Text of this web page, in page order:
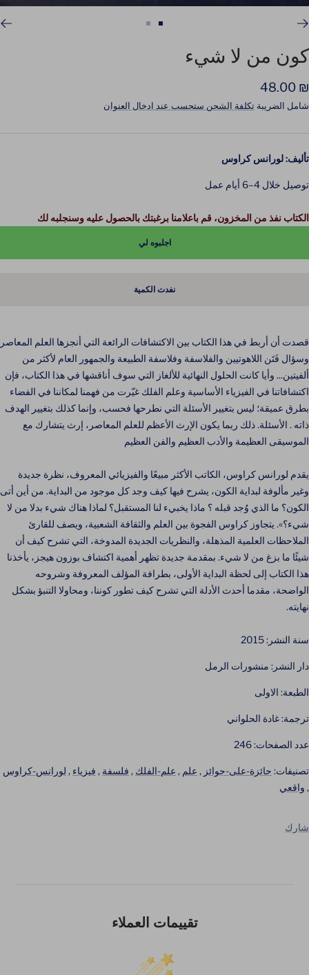
كون من لا شيء
السعر
المخفَّض
₪ 48.00
شامل الضريبة تكلفة الشحن ستحسب عند ادخال العنوان
تأليف: لورانس كراوس
توصيل خلال 4–6 أيام عمل
الكتاب نفذ من المخزون، قم باعلامنا برغبتك بالحصول عليه وسنجلبه لك
اجلبوه لي
نفدت الكمية
قصدت أن أربط في هذا الكتاب بين الاكتشافات الرائعة التي أنجزها العلم المعاصر
وسؤال فَتَن اللاهوتيين والفلاسفة وفلاسفة الطبيعة والجمهور العام لأكثر من
ألفيتين... وأيا كانت الحلول النهائية للألغاز التي سوف أناقشها في هذا الكتاب، فإن
اكتشافاتنا في الفيزياء الأساسية وعلم الفلك غيّرت من فهمنا لمكاننا في الفضاء
بطرق عميقة؛ ليس بتغيير الأسئلة التي نطرحها فحسب، وإنما كذلك بتغيير الهدف
ذاته . الأسئلة. ذلك ربما يكون الإرث الأعظم للعلم المعاصر، إرث يتشارك مع
الموسيقى العظيمة والأدب العظيم والفن العظيم
يقدم لورانس كراوس، الكاتب الأكثر مبيعًا والفيزيائي المعروف، نظرة جديدة
وغير مألوفة لبداية الكون، يشرح فيها كيف وجد كل موجود من البداية. من أين أتى
الكون؟ ما الذي وُجد قبله ؟ ماذا يخبيء لنا المستقبل؟ لماذا هناك شيء بدلا من لا
شيء؟». يتجاوز كراوس الفجوة بين العلم والثقافة الشعبية، ويصف للقارئ
الملاحظات العلمية المذهلة، والنظريات الجديدة المدوخة، التي تشرح كيف أن
شيئًا ما بزغ من لا شيء. بمقدمة جديدة تظهر أهمية اكتشاف بوزون هيجز، يأخذنا
هذا الكتاب إلى لحظة البداية الأولى، بطرافة المؤلف المعروفة وشروحه
الواضحة، مقدما أحدث الأدلة التي تشرح كيف تطور كوننا، ومحاولا التنبؤ بشكل
نهايته.
سنة النشر: 2015
دار النشر: منشورات الرمل
الطبعة: الاولى
ترجمة: غادة الحلواني
عدد الصفحات: 246
تصنيفات: حائزة-على-جوائز , علم , علم-الفلك , فلسفة , فيزياء , لورانس-كراوس
, واقعي
شارك
تقييمات العملاء